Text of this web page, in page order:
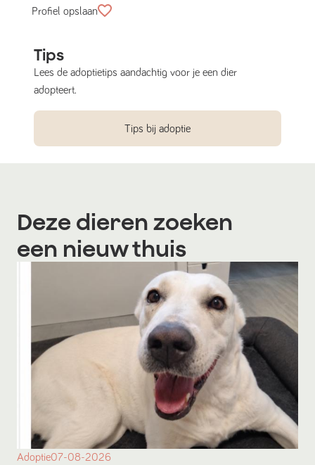
Profiel opslaan
Tips
Lees de adoptietips aandachtig voor je een dier
adopteert.
Tips bij adoptie
Deze dieren zoeken
een nieuw thuis
Adoptie07-08-2026